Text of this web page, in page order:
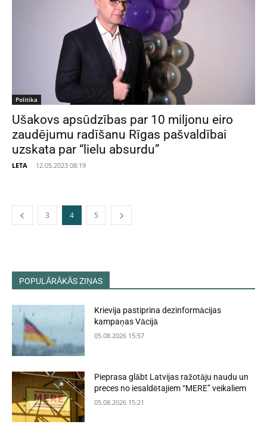
Politika
Ušakovs apsūdzības par 10 miljonu eiro
zaudējumu radīšanu Rīgas pašvaldībai
uzskata par “lielu absurdu”
LETA - 12.05.2023 08:19
3 4 5
POPULĀRĀKĀS ZIŅAS
Krievija pastiprina dezinformācijas
kampaņas Vācijā
05.08.2026 15:57
Pieprasa glābt Latvijas ražotāju naudu un
preces no iesaldētajiem “MERE” veikaliem
05.08.2026 15:21